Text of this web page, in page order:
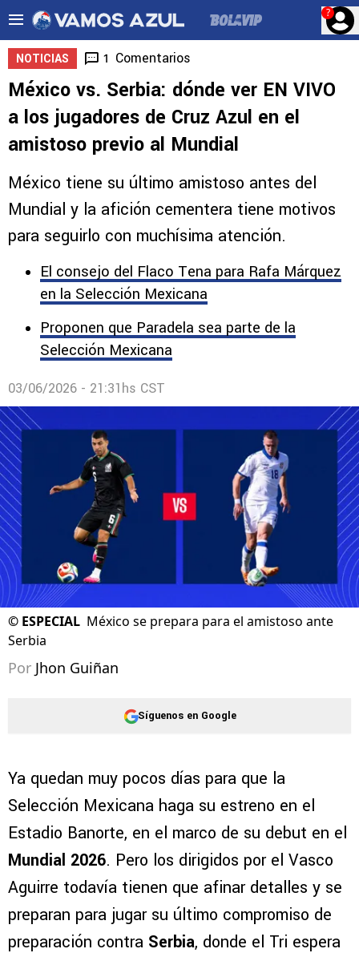
?
NOTICIAS 1 Comentarios
México vs. Serbia: dónde ver EN VIVO
a los jugadores de Cruz Azul en el
amistoso previo al Mundial
México tiene su último amistoso antes del
Mundial y la afición cementera tiene motivos
para seguirlo con muchísima atención.
El consejo del Flaco Tena para Rafa Márquez
en la Selección Mexicana
Proponen que Paradela sea parte de la
Selección Mexicana
03/06/2026 - 21:31hs CST
© ESPECIAL México se prepara para el amistoso ante
Serbia
Por Jhon Guiñan
Síguenos en Google
Ya quedan muy pocos días para que la
Selección Mexicana haga su estreno en el
Estadio Banorte, en el marco de su debut en el
Mundial 2026. Pero los dirigidos por el Vasco
Aguirre todavía tienen que afinar detalles y se
preparan para jugar su último compromiso de
preparación contra Serbia, donde el Tri espera